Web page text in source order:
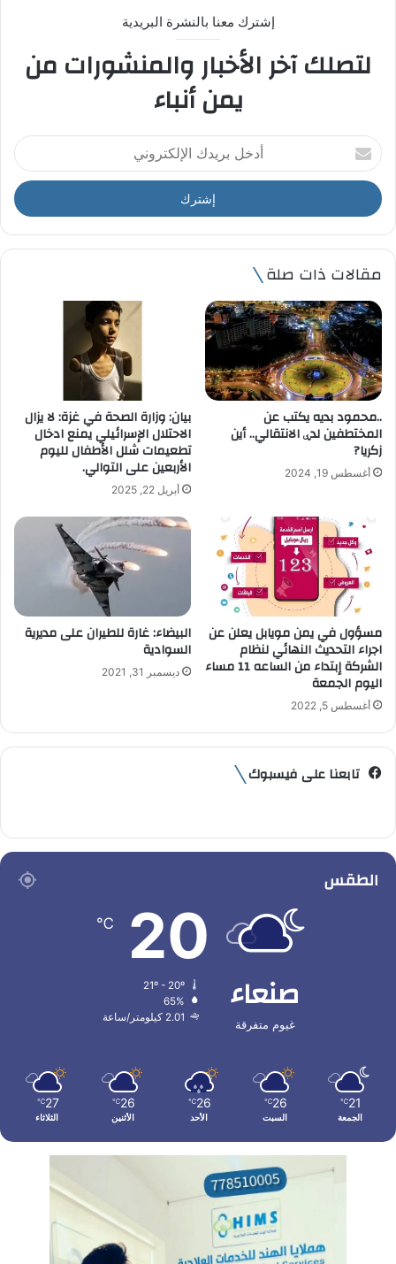
إشترك معنا بالنشرة البريدية
لتصلك آخر الأخبار والمنشورات من
يمن أنباء
أ
د
خ
ل
ر
د
ا
ل
ل
ك
ر
و
ن
ي
مقالات ذات صلة
..محمود بديه يكتب عن
المختطفين لدۑ الانتقالي.. أين
زكريا?
أغسطس 19, 2024
بيان: وزارة الصحة في غزة: لا يزال
الاحتلال الإسرائيلي يمنع ادخال
تطعيمات شلل الأطفال لليوم
الأربعين على التوالي.
أبريل 22, 2025
مسؤول في يمن مويابل يعلن عن
اجراء التحديث النهائي لنظام
الشركة إبتداء من الساعه 11 مساء
اليوم الجمعة
أغسطس 5, 2022
البيضاء: غارة للطيران على مديرية
السوادية
ديسمبر 31, 2021
تابعنا على فيسبوك
الطقس
صنعاء
غيوم متفرقة
20
℃
65%
2.01 كيلومتر/ساعة
21
℃
الجمعة
26
℃
السبت
26
℃
الأحد
26
℃
الأثنين
27
℃
الثلاثاء